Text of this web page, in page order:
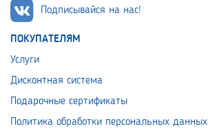
Подписывайся на нас!
ПОКУПАТЕЛЯМ
Услуги
Дисконтная система
Подарочные сертификаты
Политика обработки персональных данных